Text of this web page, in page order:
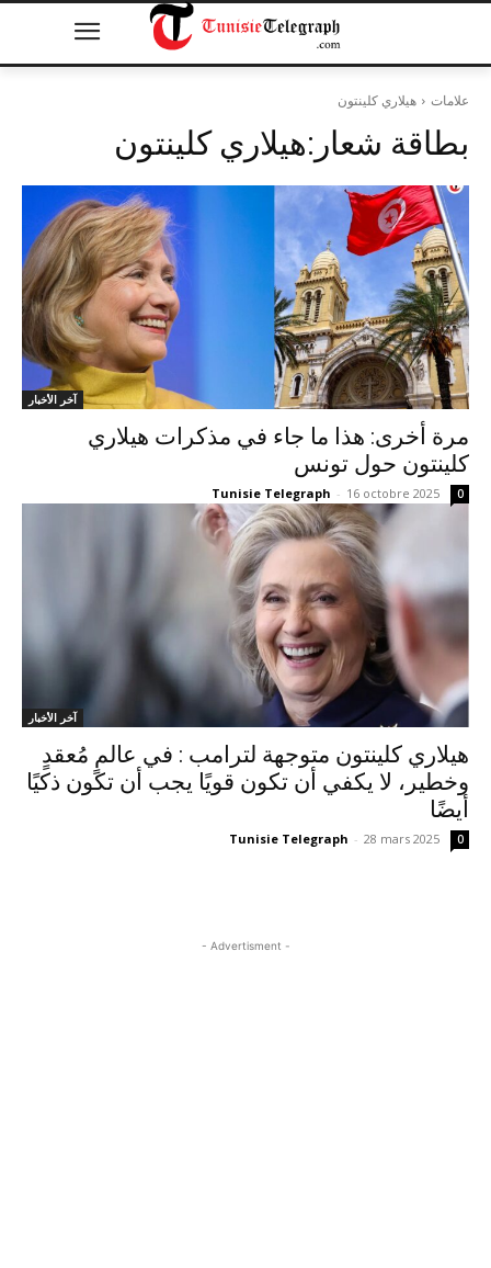
علامات هيلاري كلينتون
بطاقة شعار:هيلاري كلينتون
آخر الأخبار
مرة أخرى: هذا ما جاء في مذكرات هيلاري
كلينتون حول تونس
Tunisie Telegraph - 16 octobre 2025 0
آخر الأخبار
هيلاري كلينتون متوجهة لترامب : في عالمٍ مُعقدٍ
وخطير، لا يكفي أن تكون قويًا يجب أن تكون ذكيًا
أيضًا
Tunisie Telegraph - 28 mars 2025 0
- Advertisment -